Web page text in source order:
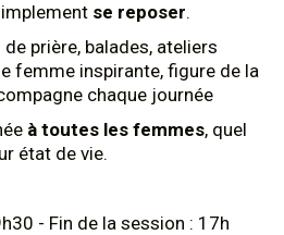
se reposer.
prière, balades, ateliers
femme inspirante, figure de la
chaque journée
à toutes les femmes, quel
état de vie.
- Fin de la session : 17h